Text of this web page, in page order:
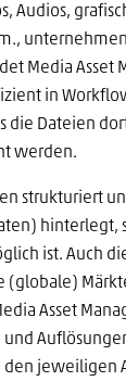
Audios,
Media Asset
in
die Dateien
werden.
strukturiert
hinterlegt,
ist. Auch
(globale)
Asset
und
den jeweiligen